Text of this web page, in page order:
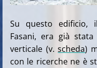
Su questo edificio,
Fasani, era già
verticale (v.scheda)
con le ricerche ne è